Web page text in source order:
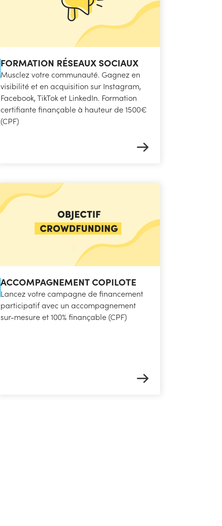
FORMATION RÉSEAUX SOCIAUX
Musclez votre communauté. Gagnez en
visibilité et en acquisition sur Instagram,
Facebook, TikTok et LinkedIn. Formation
certifiante finançable à hauteur de 1500€
(CPF)
ACCOMPAGNEMENT COPILOTE
Lancez votre campagne de financement
participatif avec un accompagnement
sur-mesure et 100% finançable (CPF)